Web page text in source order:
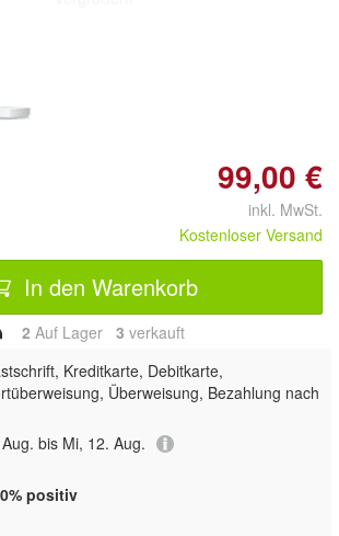
99,00 €
inkl. MwSt.
Kostenloser Versand
In den Warenkorb
2 Auf Lager 3 verkauft
Kreditkarte, Debitkarte,
Überweisung, Bezahlung nach
bis Mi, 12. Aug.
positiv